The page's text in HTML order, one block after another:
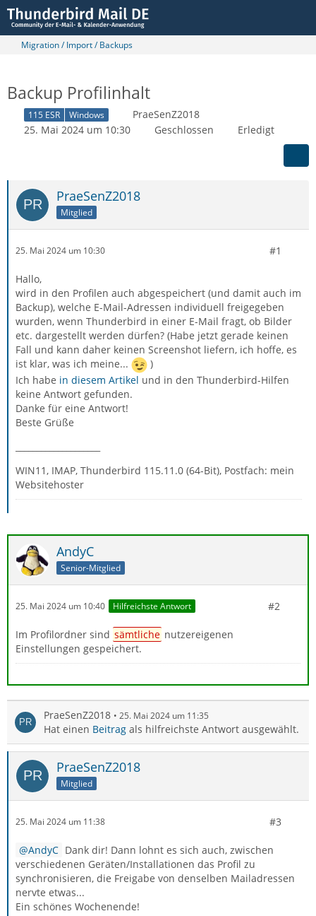
Migration / Import / Backups
Backup Profilinhalt
115 ESR Windows
PraeSenZ2018
25. Mai 2024 um 10:30
Geschlossen Erledigt
PraeSenZ2018
Mitglied
25. Mai 2024 um 10:30 #1
Hallo,
wird in den Profilen auch abgespeichert (und damit auch im
Backup), welche E-Mail-Adressen individuell freigegeben
wurden, wenn Thunderbird in einer E-Mail fragt, ob Bilder
etc. dargestellt werden dürfen? (Habe jetzt gerade keinen
Fall und kann daher keinen Screenshot liefern, ich hoffe, es
ist klar, was ich meine...
)
Ich habe in diesem Artikel und in den Thunderbird-Hilfen
keine Antwort gefunden.
Danke für eine Antwort!
Beste Grüße
WIN11, IMAP, Thunderbird 115.11.0 (64-Bit), Postfach: mein
Websitehoster
AndyC
Senior-Mitglied
25. Mai 2024 um 10:40 Hilfreichste Antwort #2
Im Profilordner sind sämtliche nutzereigenen
Einstellungen gespeichert.
PraeSenZ2018 25. Mai 2024 um 11:35
Hat einen Beitrag als hilfreichste Antwort ausgewählt.
PraeSenZ2018
Mitglied
25. Mai 2024 um 11:38 #3
AndyC Dank dir! Dann lohnt es sich auch, zwischen
verschiedenen Geräten/Installationen das Profil zu
synchronisieren, die Freigabe von denselben Mailadressen
nervte etwas...
Ein schönes Wochenende!